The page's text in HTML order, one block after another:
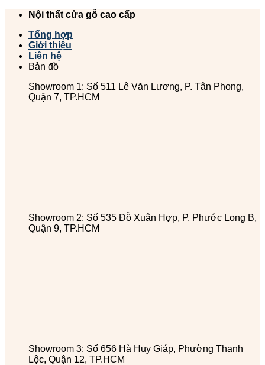
Chuyển
dung
Nội thất cửa gỗ cao cấp
Tổng hợp
Giới thiệu
Liên hệ
Bản đồ
Showroom 1: Số 511 Lê Văn Lương, P. Tân Phong,
Quận 7, TP.HCM
Showroom 2: Số 535 Đỗ Xuân Hợp, P. Phước Long B,
Quận 9, TP.HCM
Showroom 3: Số 656 Hà Huy Giáp, Phường Thạnh
Lộc, Quận 12, TP.HCM